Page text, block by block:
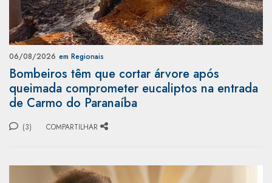
06/08/2026 em Regionais
Bombeiros têm que cortar árvore após
queimada comprometer eucaliptos na entrada
de Carmo do Paranaíba
(3) COMPARTILHAR